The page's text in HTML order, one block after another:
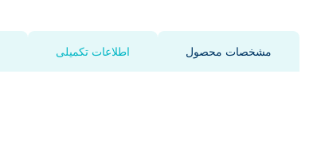
مشخصات محصول اطلاعات تکمیلی